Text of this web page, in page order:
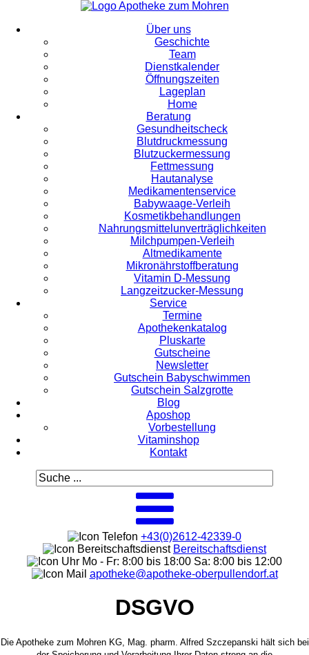
Über uns
Geschichte
Team
Dienstkalender
Öffnungszeiten
Lageplan
Home
Beratung
Gesundheitscheck
Blutdruckmessung
Blutzuckermessung
Fettmessung
Hautanalyse
Medikamentenservice
Babywaage-Verleih
Kosmetikbehandlungen
Nahrungsmittelunverträglichkeiten
Milchpumpen-Verleih
Altmedikamente
Mikronährstoffberatung
Vitamin D-Messung
Langzeitzucker-Messung
Service
Termine
Apothekenkatalog
Pluskarte
Gutscheine
Newsletter
Gutschein Babyschwimmen
Gutschein Salzgrotte
Blog
Aposhop
Vorbestellung
Vitaminshop
Kontakt
+43(0)2612-42339-0
Bereitschaftsdienst
Mo - Fr: 8:00 bis 18:00 Sa: 8:00 bis 12:00
apotheke@apotheke-oberpullendorf.at
DSGVO
Die Apotheke zum Mohren KG, Mag. pharm. Alfred Szczepanski hält sich bei